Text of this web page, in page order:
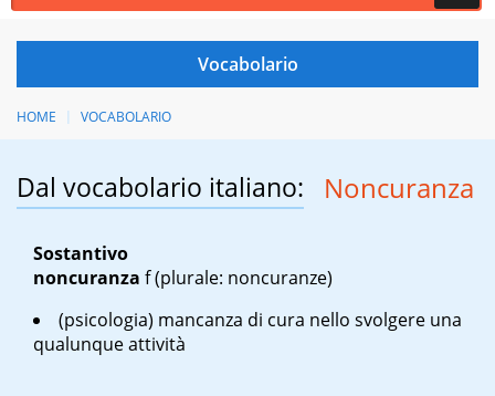
HOME VOCABOLARIO
Dal vocabolario italiano: Noncuranza
Sostantivo
noncuranza f(plurale: noncuranze)
(psicologia) mancanza di cura nello svolgere una
qualunque attività